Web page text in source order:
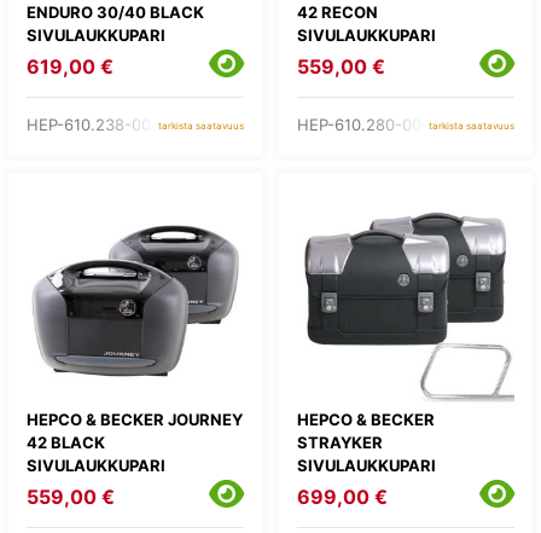
ENDURO 30/40 BLACK
SIVULAUKKUPARI
619,00 €
HEP-610.238-00-11tarkista saatavuus
42 RECON
SIVULAUKKUPARI
559,00 €
HEP-610.280-00-04tarkista saatavuus
HEPCO & BECKER JOURNEY
42 BLACK
SIVULAUKKUPARI
559,00 €
HEPCO & BECKER
STRAYKER
SIVULAUKKUPARI
699,00 €